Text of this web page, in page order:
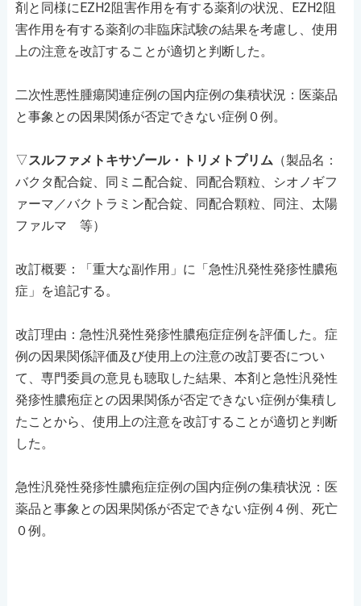
剤と同様にEZH2阻害作用を有する薬剤の状況、EZH2阻
害作用を有する薬剤の非臨床試験の結果を考慮し、使用
上の注意を改訂することが適切と判断した。
二次性悪性腫瘍関連症例の国内症例の集積状況：医薬品
と事象との因果関係が否定できない症例０例。
▽スルファメトキサゾール・トリメトプリム （製品名：
バクタ配合錠、同ミニ配合錠、同配合顆粒、シオノギフ
ァーマ／バクトラミン配合錠、同配合顆粒、同注、太陽
ファルマ 等）
改訂概要：「重大な副作用」に「急性汎発性発疹性膿疱
症」を追記する。
改訂理由：急性汎発性発疹性膿疱症症例を評価した。症
例の因果関係評価及び使用上の注意の改訂要否につい
て、専門委員の意見も聴取した結果、本剤と急性汎発性
発疹性膿疱症との因果関係が否定できない症例が集積し
たことから、使用上の注意を改訂することが適切と判断
した。
急性汎発性発疹性膿疱症症例の国内症例の集積状況：医
薬品と事象との因果関係が否定できない症例４例、死亡
０例。